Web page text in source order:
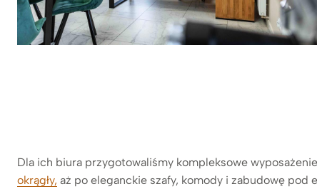
Dla ich biura przygotowaliśmy kompleksowe
okrągły, aż po eleganckie szafy, komody i zabudowę pod